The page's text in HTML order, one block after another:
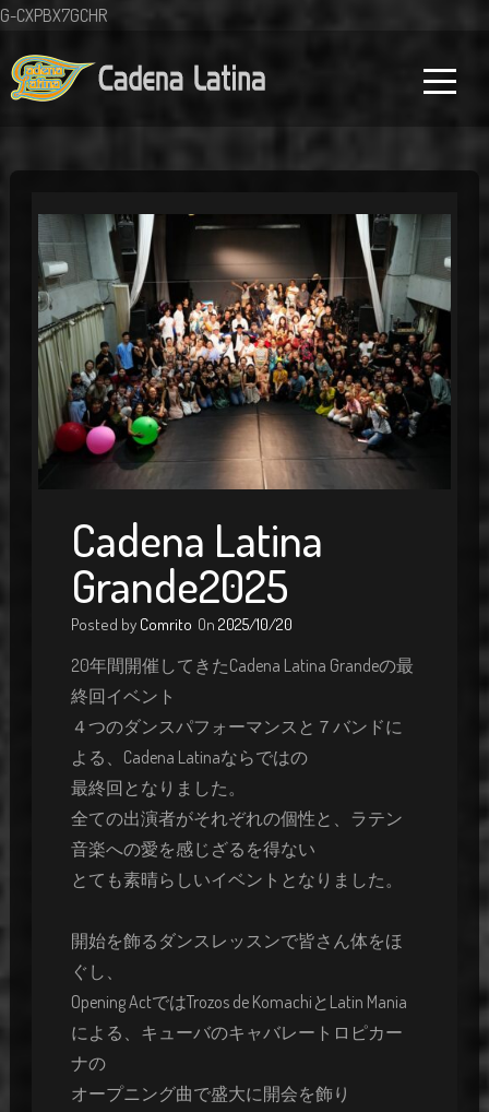
G-CXPBX7GCHR
Cadena Latina
Grande2025
Posted by Comrito On 2025/10/20
20年間開催してきたCadena Latina Grandeの最
終回イベント
４つのダンスパフォーマンスと７バンドに
よる、Cadena Latinaならではの
最終回となりました。
全ての出演者がそれぞれの個性と、ラテン
音楽への愛を感じざるを得ない
とても素晴らしいイベントとなりました。
開始を飾るダンスレッスンで皆さん体をほ
ぐし、
Opening ActではTrozos de KomachiとLatin Mania
による、キューバのキャバレートロピカー
ナの
オープニング曲で盛大に開会を飾り